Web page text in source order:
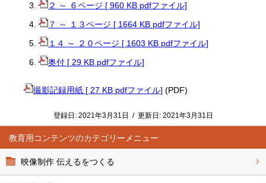
教育用コンテンツ
映像制作 伝えるをつくる
２ ～ ６ページ [ 960 KB pdfファイル]
７ ～ １３ページ [ 1664 KB pdfファイル]
１４ ～ ２０ページ [ 1603 KB pdfファイル]
奥付 [ 29 KB pdfファイル]
撮影記録用紙 [ 27 KB pdfファイル] (PDF)
登録日: 2021年3月31日 / 更新日: 2021年3月31日